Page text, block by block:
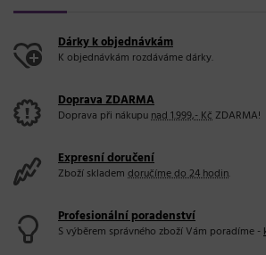
Dárky k objednávkám
K objednávkám rozdáváme dárky.
Doprava ZDARMA
Doprava při nákupunad 1.999,- KčZDARMA!
Expresní doručení
Zboží skladem doručíme do 24 hodin.
Profesionální poradenství
S výběrem správného zboží Vám poradíme -